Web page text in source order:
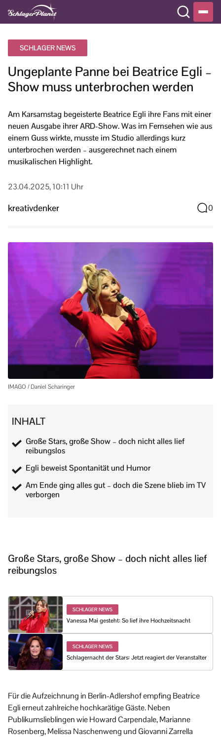
SCHLAGER NEWS
Ungeplante Panne bei Beatrice Egli –
Show muss unterbrochen werden
Am Karsamstag begeisterte Beatrice Egli ihre Fans mit einer
neuen Ausgabe ihrer ARD-Show. Was im Fernsehen wie aus
einem Guss wirkte, musste im Studio allerdings kurz
unterbrochen werden – ausgerechnet nach einem
musikalischen Highlight.
23.04.2025, 10:11 Uhr
kreativdenker 0
IMAGO / Daniel Scharinger
INHALT
Große Stars, große Show – doch nicht alles lief
reibungslos
Egli beweist Spontanität und Humor
Am Ende ging alles gut – doch die Szene blieb im TV
verborgen
Große Stars, große Show – doch nicht alles lief
reibungslos
SCHLAGER NEWS
Vanessa Mai gesteht: So lief ihre Hochzeitsnacht
SCHLAGER NEWS
Schlagernacht der Stars: Jetzt reagiert der Veranstalter
Für die Aufzeichnung in Berlin-Adlershof empfing Beatrice
Egli erneut zahlreiche hochkarätige Gäste. Neben
Publikumslieblingen wie Howard Carpendale, Marianne
Rosenberg, Melissa Naschenweng und Giovanni Zarrella